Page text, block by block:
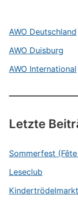
AWO Deutschland
AWO Duisburg
AWO International
Letzte
Sommerfest
Leseclub